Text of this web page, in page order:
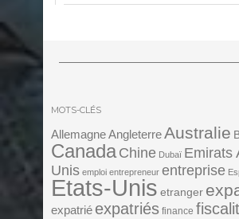
MOTS-CLÉS
Allemagne AngleterreAustralie
Canada Chine Dubaï Emirats
Unis emploi entrepreneur entreprise
Etats-Unis etranger
expatrié expatriés finance